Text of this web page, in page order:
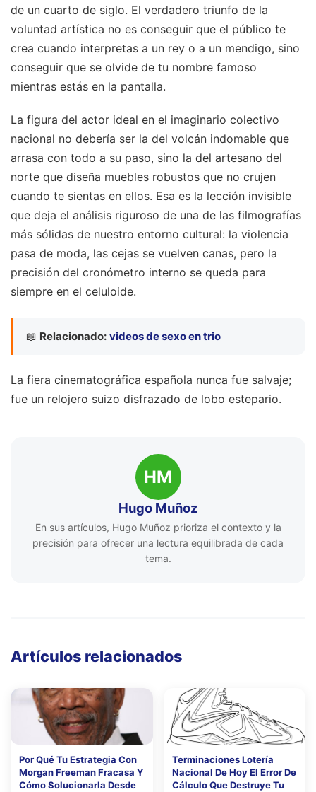
de un cuarto de siglo. El verdadero triunfo de la
voluntad artística no es conseguir que el público te
crea cuando interpretas a un rey o a un mendigo, sino
conseguir que se olvide de tu nombre famoso
mientras estás en la pantalla.
La figura del actor ideal en el imaginario colectivo
nacional no debería ser la del volcán indomable que
arrasa con todo a su paso, sino la del artesano del
norte que diseña muebles robustos que no crujen
cuando te sientas en ellos. Esa es la lección invisible
que deja el análisis riguroso de una de las filmografías
más sólidas de nuestro entorno cultural: la violencia
pasa de moda, las cejas se vuelven canas, pero la
precisión del cronómetro interno se queda para
siempre en el celuloide.
📖 Relacionado: videos de sexo en trio
La fiera cinematográfica española nunca fue salvaje;
fue un relojero suizo disfrazado de lobo estepario.
HM
Hugo Muñoz
En sus artículos, Hugo Muñoz prioriza el contexto y la
precisión para ofrecer una lectura equilibrada de cada
tema.
Artículos relacionados
Por Qué Tu Estrategia Con
Morgan Freeman Fracasa Y
Cómo Solucionarla Desde
Terminaciones Lotería
Nacional De Hoy El Error De
Cálculo Que Destruye Tu